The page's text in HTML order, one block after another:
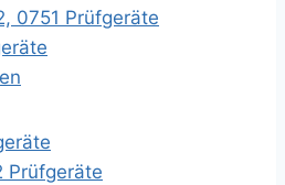
0751 Prüfgeräte
Prüfgeräte